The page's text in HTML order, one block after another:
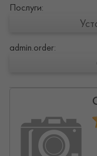
Послуги:
admin.order: